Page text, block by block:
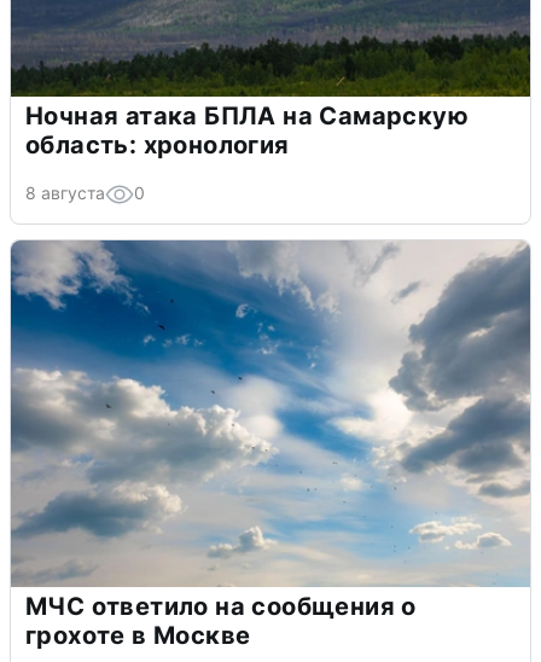
Ночная атака БПЛА на Самарскую
область: хронология
8 августа 0
МЧС ответило на сообщения о
грохоте в Москве